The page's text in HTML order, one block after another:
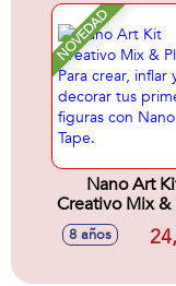
guárdalos en
adorables
incluye
Decora a tu
para crear tu
mundo floral.
27x25x9cm
NOVEDAD
Nano Art
Creativo Mix &
Para crear,
decorar tus
8 años